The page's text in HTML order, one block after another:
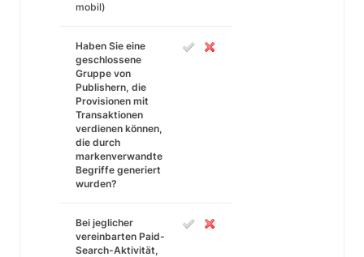
mobil)
Haben Sie eine
geschlossene
Gruppe von
Publishern, die
Provisionen mit
Transaktionen
verdienen können,
die durch
markenverwandte
Begriffe generiert
wurden?
Bei jeglicher
vereinbarten Paid-
Search-Aktivität,